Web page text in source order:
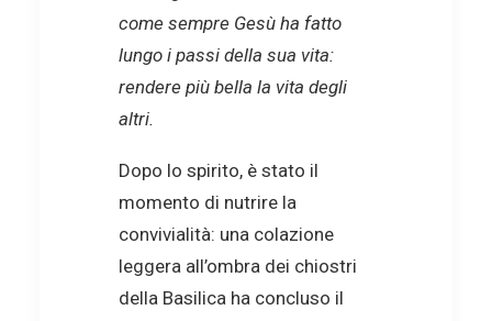
come sempre Gesù ha fatto
lungo i passi della sua vita:
rendere più bella la vita degli
altri.
Dopo lo spirito, è stato il
momento di nutrire la
convivialità: una colazione
leggera all’ombra dei chiostri
della Basilica ha concluso il